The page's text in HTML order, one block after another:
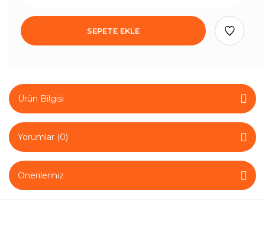
SEPETE EKLE
Ürün Bilgisi
Yorumlar (0)
Önerileriniz